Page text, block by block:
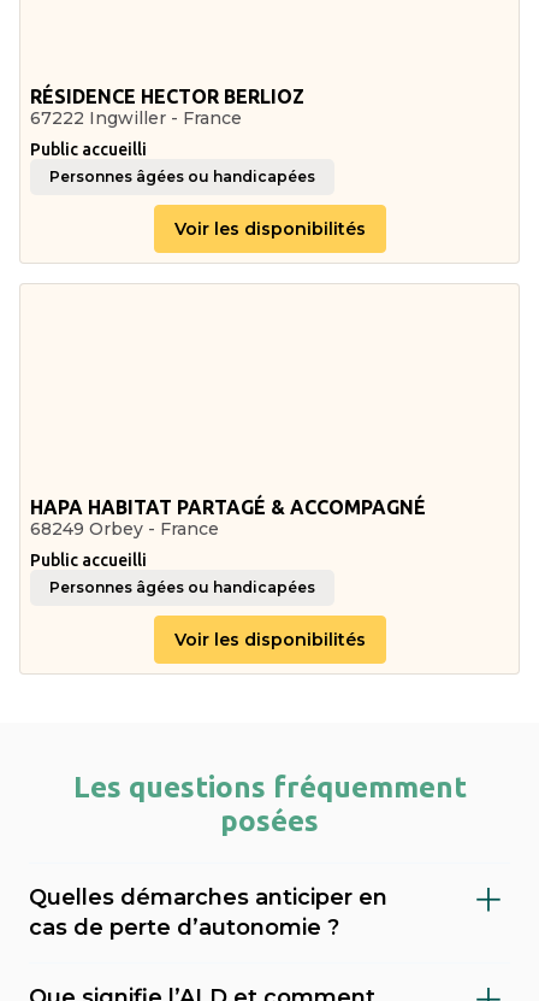
RÉSIDENCE HECTOR BERLIOZ
67222 Ingwiller - France
Public accueilli
Personnes âgées ou handicapées
Voir les disponibilités
HAPA HABITAT PARTAGÉ & ACCOMPAGNÉ
68249 Orbey - France
Public accueilli
Personnes âgées ou handicapées
Voir les disponibilités
Les questions fréquemment
posées
Quelles démarches anticiper en
cas de perte d’autonomie ?